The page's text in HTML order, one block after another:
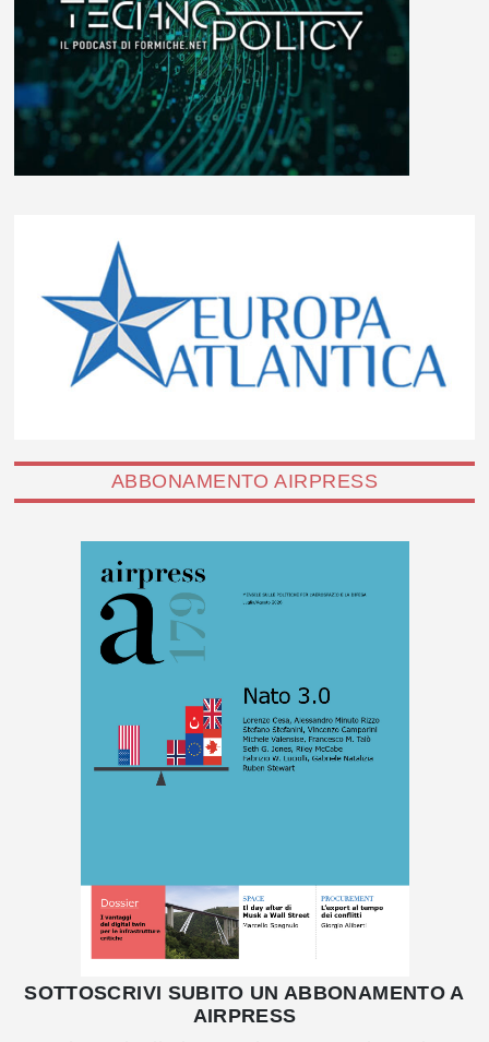
ABBONAMENTO AIRPRESS
SOTTOSCRIVI SUBITO UN ABBONAMENTO A
AIRPRESS